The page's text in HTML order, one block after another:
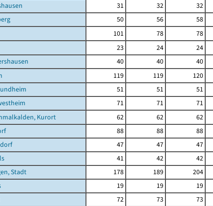
31 32 32
50 56 58
101 78 78
23 24 24
40 40 40
119 119 120
51 51 51
71 71 71
Kurort
62 62 62
88 88 88
47 47 47
41 42 42
Stadt
178 189 204
19 19 19
72 73 73